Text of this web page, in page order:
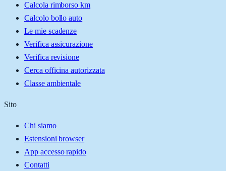
Calcola rimborso km
Calcolo bollo auto
Le mie scadenze
Verifica assicurazione
Verifica revisione
Cerca officina autorizzata
Classe ambientale
Sito
Chi siamo
Estensioni browser
App accesso rapido
Contatti